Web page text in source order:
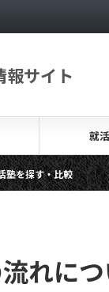
報サイト
就
比較 内
て？その背景やメリ
れにつ